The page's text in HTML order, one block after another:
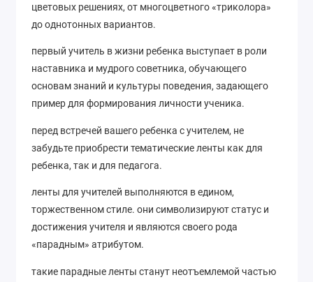
цветовых решениях, от многоцветного «триколора»
до однотонных вариантов.
первый учитель в жизни ребенка выступает в роли
наставника и мудрого советника, обучающего
основам знаний и культуры поведения, задающего
пример для формирования личности ученика.
перед встречей вашего ребенка с учителем, не
забудьте приобрести тематические ленты как для
ребенка, так и для педагога.
ленты для учителей выполняются в едином,
торжественном стиле. они символизируют статус и
достижения учителя и являются своего рода
«парадным» атрибутом.
такие парадные ленты станут неотъемлемой частью